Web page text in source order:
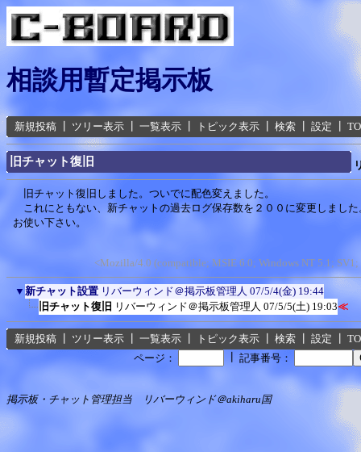
相談用暫定掲示板
新規投稿 ツリー表示 一覧表示 トピック表示 検索 設定
旧チャット復旧
旧チャット復旧しました。ついでに配色変えました。
これにともない、新チャットの過去ログ保存数を２００に変更しまし
お使い下さい。
<Mozilla/4.0 (compatible; MSIE 6.0; Windows NT 5.1;
▼ 新チャット設置 リバーウィンド＠掲示板管理人 07/5/4(金) 19:44
旧チャット復旧 リバーウィンド＠掲示板管理人 07/5/5(土) 19:03≪
新規投稿 ツリー表示 一覧表示 トピック表示 検索 設定
ページ：
記事番号：
掲示板・チャット管理担当 リバーウィンド＠akiharu国